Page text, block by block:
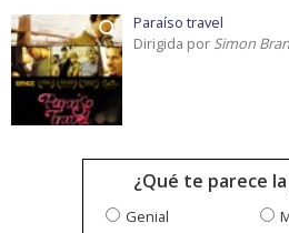
Paraíso travel
Dirigida por Simon
¿Qué te parece
Genial